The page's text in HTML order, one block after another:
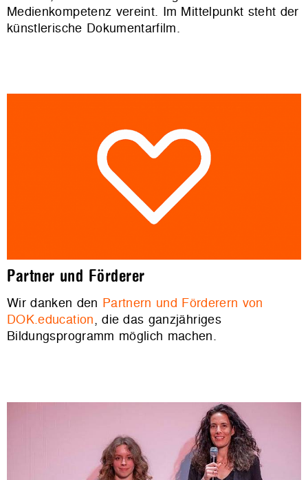
Medienkompetenz vereint. Im Mittelpunkt steht der
künstlerische Dokumentarfilm.
Partner und Förderer
Wir danken den Partnern und Förderern von
DOK.education, die das ganzjähriges
Bildungsprogramm möglich machen.